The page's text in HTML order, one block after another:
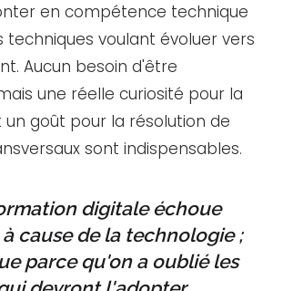
en compétence technique
techniques voulant évoluer vers
Aucun besoin d'être
une réelle curiosité pour la
goût pour la résolution de
sont indispensables.
digitale échoue
cause de la technologie ;
parce qu'on a oublié les